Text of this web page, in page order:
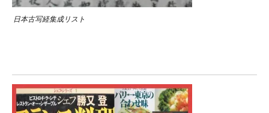
日本古写経集成リスト